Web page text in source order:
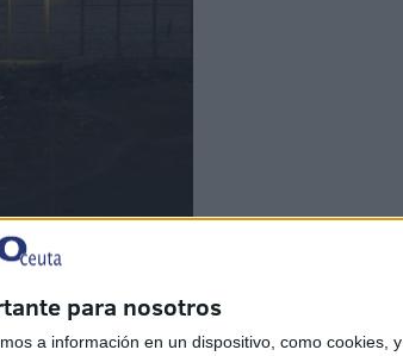
para nosotros
a información en un dispositivo, como cookies, y